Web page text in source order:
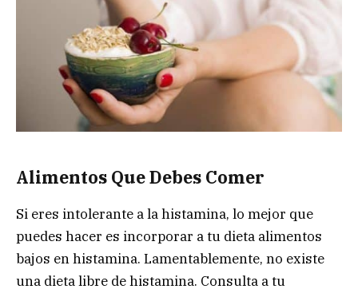
Alimentos Que Debes Comer
Si eres intolerante a la histamina, lo mejor que
puedes hacer es incorporar a tu dieta alimentos
bajos en histamina. Lamentablemente, no existe
una dieta libre de histamina. Consulta a tu